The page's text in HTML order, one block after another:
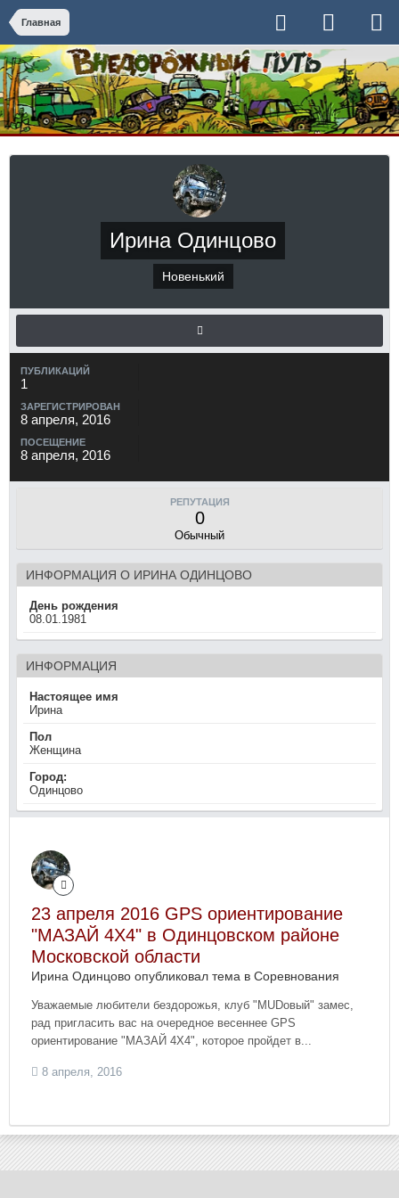
Главная
Ирина Одинцово
Новенький
ПУБЛИКАЦИЙ
1
ЗАРЕГИСТРИРОВАН
8 апреля, 2016
ПОСЕЩЕНИЕ
8 апреля, 2016
РЕПУТАЦИЯ
0
Обычный
ИНФОРМАЦИЯ О ИРИНА ОДИНЦОВО
День рождения
08.01.1981
ИНФОРМАЦИЯ
Настоящее имя
Ирина
Пол
Женщина
Город:
Одинцово
23 апреля 2016 GPS ориентирование
"МАЗАЙ 4Х4" в Одинцовском районе
Московской области
Ирина Одинцово опубликовал тема в Соревнования
Уважаемые любители бездорожья, клуб "MUDовый" замес,
рад пригласить вас на очередное весеннее GPS
ориентирование "МАЗАЙ 4Х4", которое пройдет в...
8 апреля, 2016